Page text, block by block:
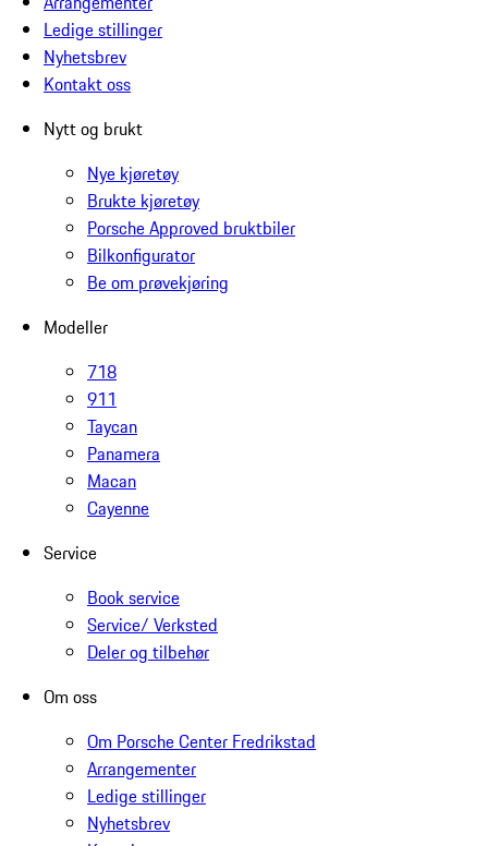
Ledige stillinger
Nyhetsbrev
Kontakt oss
Nytt og brukt
Nye kjøretøy
Brukte kjøretøy
Porsche Approved bruktbiler
Bilkonfigurator
Be om prøvekjøring
Modeller
718
911
Taycan
Panamera
Macan
Cayenne
Service
Book service
Service/ Verksted
Deler og tilbehør
Om oss
Om Porsche Center Fredrikstad
Arrangementer
Ledige stillinger
Nyhetsbrev